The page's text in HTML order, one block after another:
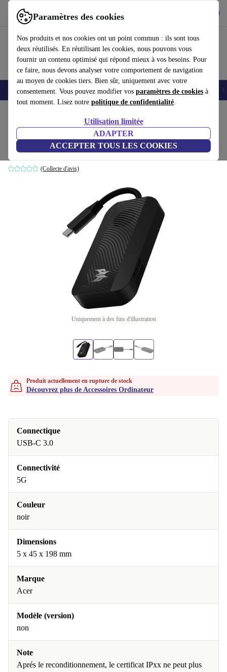
Paramètres des cookies
Nos produits et nos cookies ont un point commun : ils sont tous
deux réutilisés. En réutilisant les cookies, nous pouvons vous
fournir un contenu optimisé qui répond mieux à vos besoins. Pour
ce faire, nous devons analyser votre comportement de navigation
au moyen de cookies tiers. Bien sûr, uniquement avec votre
consentement. Vous pouvez modifier vos paramètres de cookies à
tout moment. Lisez notre politique de confidentialité.
Utilisation limitée
ADAPTER
ACCEPTER TOUS LES COOKIES
Utilisez refurbed rapidement et facilement
Smartphones Laptops Tablettes Montres connectées Accessoires
Acer Predator Connect D5 Dongle 5G
Noir
(Collecte d'avis)
Uniquement à des fins d'illustration
Produit actuellement en rupture de stock
Découvrez plus de Accessoires Ordinateur
Connectique
USB-C 3.0
Connectivité
5G
Couleur
noir
Dimensions
5 x 45 x 198 mm
Marque
Acer
Modèle (version)
non
Note
Aprés le reconditionnement, le certificat IPxx ne peut plus